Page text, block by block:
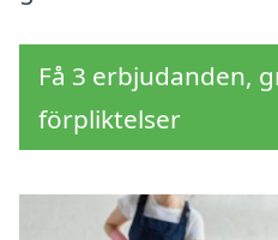
Få 3 erbjudanden,
förpliktelser